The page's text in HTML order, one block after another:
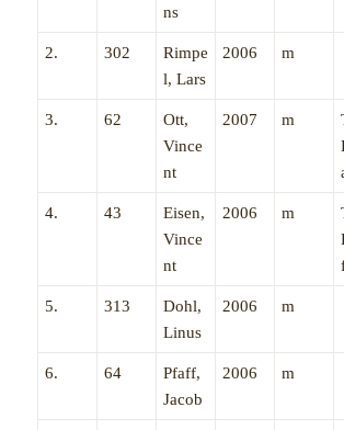
ns
2. 302
Rimpe
l, Lars
2006 m
3. 62
Ott,
Vince
nt
2007 m
4. 43
Eisen,
Vince
nt
2006 m
5. 313
Dohl,
Linus
2006 m
6. 64
Pfaff,
Jacob
2006 m